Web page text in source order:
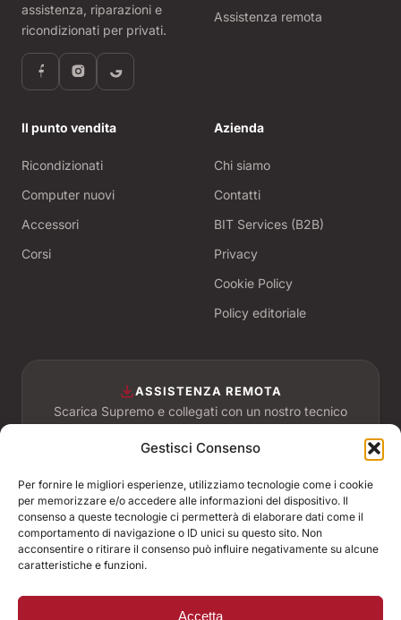
Gestisci Consenso
Per fornire le migliori esperienze, utilizziamo tecnologie come i cookie
per memorizzare e/o accedere alle informazioni del dispositivo. Il
consenso a queste tecnologie ci permetterà di elaborare dati come il
comportamento di navigazione o ID unici su questo sito. Non
acconsentire o ritirare il consenso può influire negativamente su alcune
caratteristiche e funzioni.
Accetta
assistenza, riparazioni e
ricondizionati per privati.
Assistenza remota
Il punto vendita
Ricondizionati
Computer nuovi
Accessori
Corsi
Azienda
Chi siamo
Contatti
BIT Services (B2B)
Privacy
Cookie Policy
Policy editoriale
ASSISTENZA REMOTA
Scarica Supremo e collegati con un nostro tecnico
Scarica per macOS